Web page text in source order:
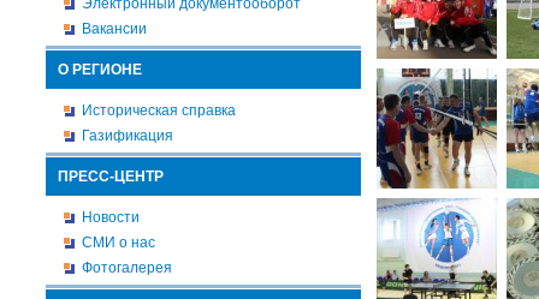
Электронный документооборот
Вакансии
О РЕГИОНЕ
Историческая справка
Газификация
ПРЕСС-ЦЕНТР
Новости
СМИ о нас
Фотогалерея